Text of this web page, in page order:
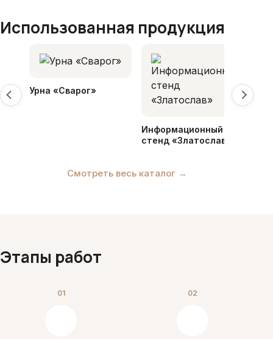
Использованная продукция
Урна «Сварог»
Информационный
стенд «Златослав»
Смотреть весь каталог →
Этапы работ
01 02